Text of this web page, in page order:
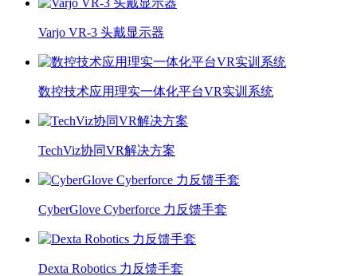
Varjo VR-3 头戴显示器
数控技术应用理实一体化平台VR实训系统
TechViz协同VR解决方案
CyberGlove Cyberforce 力反馈手套
Dexta Robotics 力反馈手套